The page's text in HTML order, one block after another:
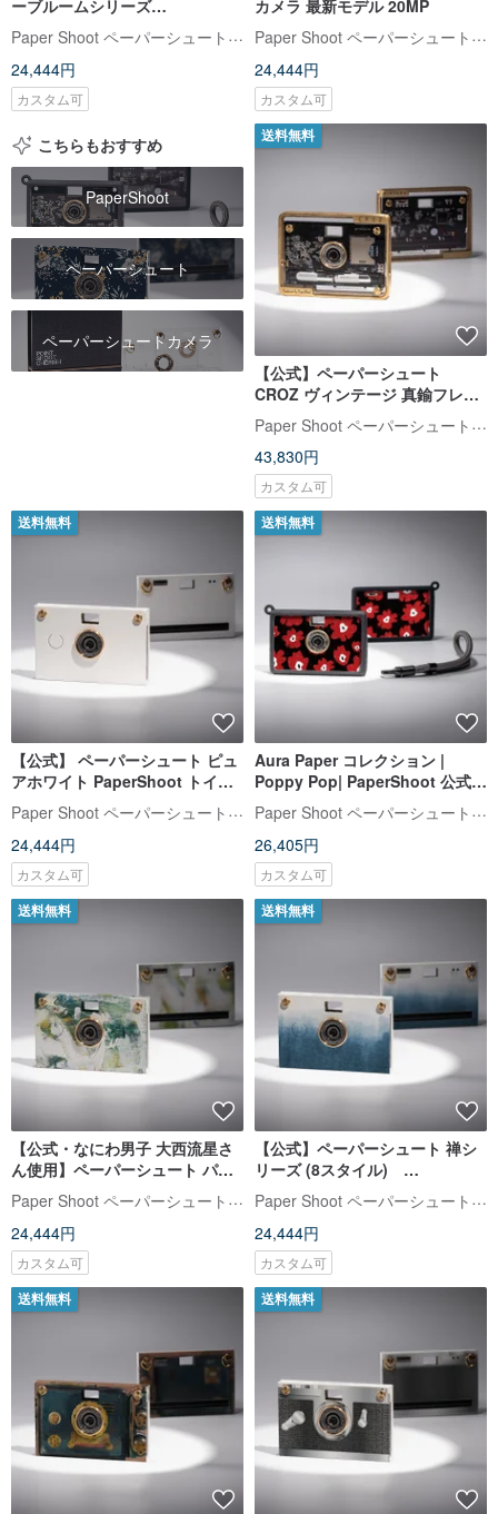
ーブルームシリーズ
PaperShoot 最新モデル 20MP
トイカメラ
Paper Shoot ペーパーシュート【公式】
24,444円
カスタム可
カメラ 最新モデル 20MP
Paper Shoot ペーパーシュート【公式】
24,444円
カスタム可
こちらもおすすめ
PaperShoot
ペーパーシュート
ペーパーシュートカメラ
送料無料
【公式】ペーパーシュート
CROZ ヴィンテージ 真鍮フレー
ム付 PaperShoot 最新モデル
20MP トイカメラ
Paper Shoot ペーパーシュート【公式】
43,830円
カスタム可
送料無料
【公式】 ペーパーシュート ピュ
アホワイト PaperShoot トイカ
メラ 最新モデル 20MP
Paper Shoot ペーパーシュート【公式】
24,444円
カスタム可
送料無料
Aura Paper コレクション |
Poppy Pop| PaperShoot 公式
トイカメラ
Paper Shoot ペーパーシュート【公式】
26,405円
カスタム可
送料無料
【公式・なにわ男子 大西流星さ
ん使用】ペーパーシュート パリ
の生活 PaperShoot トイカメラ
最新モデル 20MP
Paper Shoot ペーパーシュート【公式】
24,444円
カスタム可
送料無料
【公式】ペーパーシュート 禅シ
リーズ (8スタイル)
PaperShoot 最新モデル 20MP
トイカメラ
Paper Shoot ペーパーシュート【公式】
24,444円
カスタム可
送料無料 送料無料